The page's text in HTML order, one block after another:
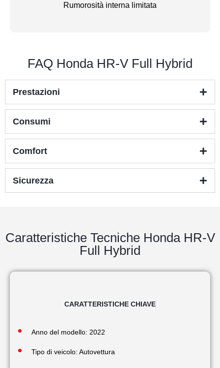
Rumorosità interna limitata
FAQ Honda HR-V Full Hybrid
Prestazioni
Consumi
Comfort
Sicurezza
Caratteristiche Tecniche Honda HR-V
Full Hybrid
CARATTERISTICHE CHIAVE
Anno del modello: 2022
Tipo di veicolo: Autovettura